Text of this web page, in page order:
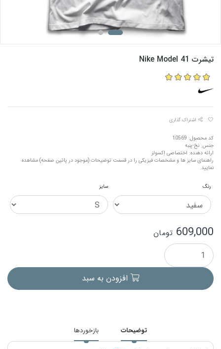
تیشرت Nike Model 41
اشتراک گذاری
کد محصول: 10569
جنس: نخ-پنبه
ارائه دهنده: اختصاصی اِکسولز
راهنمای سایز ها و مشخصات فیزیکی را در قسمت توضیحات (موجود در پائین صفحه) مشاهده
نمایید.
رنگ سایز
609,000 تومان
افزودن به سبد
توضیحات بازخوردها